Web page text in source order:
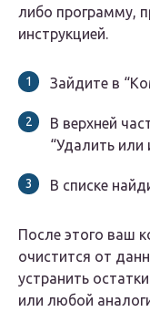
либо программу,
инструкцией.
Зайдите в
В верхней
“Удалить или
В списке
После этого ваш
очистится от
устранить
или любой